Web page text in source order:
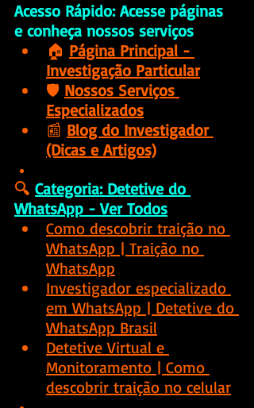
Acesso Rápido: Acesse páginas
e conheça nossos serviços
🏠 Página Principal -
Investigação Particular
🛡️ Nossos Serviços
Especializados
📰 Blog do Investigador
(Dicas e Artigos)
🔍 Categoria: Detetive do
WhatsApp - Ver Todos
Como descobrir traição no
WhatsApp | Traição no
WhatsApp
Investigador especializado
em WhatsApp | Detetive do
WhatsApp Brasil
Detetive Virtual e
Monitoramento | Como
descobrir traição no celular